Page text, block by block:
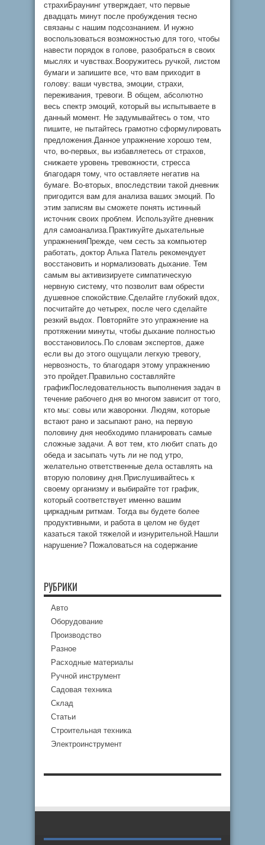
страхиБраунинг утверждает, что первые
двадцать минут после пробуждения тесно
связаны с нашим подсознанием. И нужно
воспользоваться возможностью для того, чтобы
навести порядок в голове, разобраться в своих
мыслях и чувствах.Вооружитесь ручкой, листом
бумаги и запишите все, что вам приходит в
голову: ваши чувства, эмоции, страхи,
переживания, тревоги. В общем, абсолютно
весь спектр эмоций, который вы испытываете в
данный момент. Не задумывайтесь о том, что
пишите, не пытайтесь грамотно сформулировать
предложения.Данное упражнение хорошо тем,
что, во-первых, вы избавляетесь от страхов,
снижаете уровень тревожности, стресса
благодаря тому, что оставляете негатив на
бумаге. Во-вторых, впоследствии такой дневник
пригодится вам для анализа ваших эмоций. По
этим записям вы сможете понять истинный
источник своих проблем. Используйте дневник
для самоанализа.Практикуйте дыхательные
упражненияПрежде, чем сесть за компьютер
работать, доктор Алька Патель рекомендует
восстановить и нормализовать дыхание. Тем
самым вы активизируете симпатическую
нервную систему, что позволит вам обрести
душевное спокойствие.Сделайте глубокий вдох,
посчитайте до четырех, после чего сделайте
резкий выдох. Повторяйте это упражнение на
протяжении минуты, чтобы дыхание полностью
восстановилось.По словам экспертов, даже
если вы до этого ощущали легкую тревогу,
нервозность, то благодаря этому упражнению
это пройдет.Правильно составляйте
графикПоследовательность выполнения задач в
течение рабочего дня во многом зависит от того,
кто мы: совы или жаворонки. Людям, которые
встают рано и засыпают рано, на первую
половину дня необходимо планировать самые
сложные задачи. А вот тем, кто любит спать до
обеда и засыпать чуть ли не под утро,
желательно ответственные дела оставлять на
вторую половину дня.Прислушивайтесь к
своему организму и выбирайте тот график,
который соответствует именно вашим
циркадным ритмам. Тогда вы будете более
продуктивными, и работа в целом не будет
казаться такой тяжелой и изнурительной.Нашли
нарушение? Пожаловаться на содержание
РУБРИКИ
Авто
Оборудование
Производство
Разное
Расходные материалы
Ручной инструмент
Садовая техника
Склад
Статьи
Строительная техника
Электроинструмент